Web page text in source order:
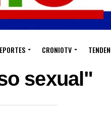
CRONIOTV
sexual"